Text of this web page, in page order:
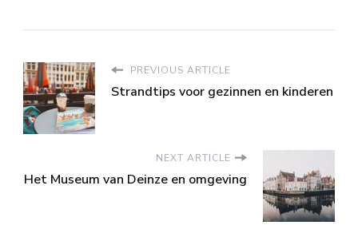
PREVIOUS ARTICLE
Strandtips voor gezinnen en kinderen
NEXT ARTICLE
Het Museum van Deinze en omgeving